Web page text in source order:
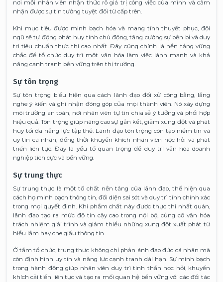
nơi mỗi nhân viên nhận thức rõ giá trị công việc của mình và cảm
nhận được sự tin tưởng tuyệt đối từ cấp trên.
Khi mục tiêu được minh bạch hóa và mang tính thuyết phục, đội
ngũ sẽ tự động phát huy tính chủ động, tăng cường sự bền bỉ và duy
trì tiêu chuẩn thực thi cao nhất. Đây cũng chính là nền tảng vững
chắc để tổ chức duy trì một văn hóa làm việc lành mạnh và khả
năng cạnh tranh bền vững trên thị trường.
Sự tôn trọng
Sự tôn trọng biểu hiện qua cách lãnh đạo đối xử công bằng, lắng
nghe ý kiến và ghi nhận đóng góp của mọi thành viên. Nó xây dựng
môi trường an toàn, nơi nhân viên tự tin chia sẻ ý tưởng và phối hợp
hiệu quả. Tôn trọng giúp nâng cao sự gắn kết, giảm xung đột và phát
huy tối đa năng lực tập thể. Lãnh đạo tôn trọng còn tạo niềm tin và
uy tín cá nhân, đồng thời khuyến khích nhân viên học hỏi và phát
triển liên tục. Đây là yếu tố quan trọng để duy trì văn hóa doanh
nghiệp tích cực và bền vững.
Sự trung thực
Sự trung thực là một tố chất nền tảng của lãnh đạo, thể hiện qua
cách họ minh bạch thông tin, đối diện sai sót và duy trì tính chính xác
trong mọi quyết định. Khi phẩm chất này được thực thi nhất quán,
lãnh đạo tạo ra mức độ tin cậy cao trong nội bộ, củng cố văn hóa
trách nhiệm giải trình và giảm thiểu những xung đột xuất phát từ
hiểu lầm hay che giấu thông tin.
Ở tầm tổ chức, trung thực không chỉ phản ánh đạo đức cá nhân mà
còn định hình uy tín và năng lực cạnh tranh dài hạn. Sự minh bạch
trong hành động giúp nhân viên duy trì tinh thần học hỏi, khuyến
khích cải tiến liên tục và tạo ra mối quan hệ bền vững với các đối tác